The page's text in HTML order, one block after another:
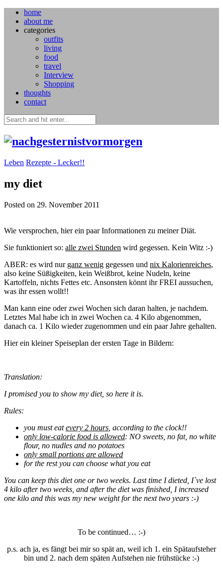
home
about me
categories
outfits
living
food
travel
Interview
Shopping
thoughts
contact
Leben Rezepte - Lecker!!
my diet
Posted on 29. November 2011
Wie versprochen, hier ein paar Informationen zu meiner Diät.
Sie funktioniert so: alle zwei Stunden wird gegessen. Kein Witz :-)
ABER: es wird nur ganz wenig gegessen und nix Kalorienreiches,
also keine Süßigkeiten, kein Weißbrot, keine Nudeln, keine
Kartoffeln, nichts Fettes etc. Ansonsten könnt ihr FREI aussuchen,
was ihr essen wollt!!
Man kann eine oder zwei Wochen sich daran halten, je nachdem.
Letztes Mal habe ich in zwei Wochen ca. 4 Kilo abgenommen,
danach ca. 1 Kilo wieder zugenommen und ein paar Jahre gehalten.
Hier ein kleiner Speiseplan der ersten Tage in Bildern:
Translation:
I promised you to show my diet, so here it is.
Rules:
you must eatevery 2 hours , according to the clock!!
only low-calorie food is allowed: NO sweets, no fat, no white
flour, no nudles and no potatoes
only small portions are allowed
for the rest you can choose what you eat
You can keep this diet one or two weeks. Last time I dieted, I`ve lost
4 kilo after two weeks, and after the diet was finished, I increased
one kilo and this was my new weight for the next two years :-)
To be continued… :-)
p.s. ach ja, es fängt bei mir so spät an, weil ich 1. ein Spätaufsteher
bin und 2. nach dem späten Aufstehen nie frühstücke :-)